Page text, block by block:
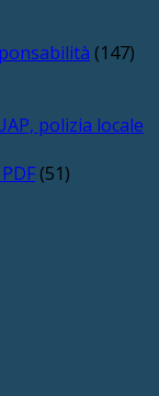
(147)
polizia locale
(51)